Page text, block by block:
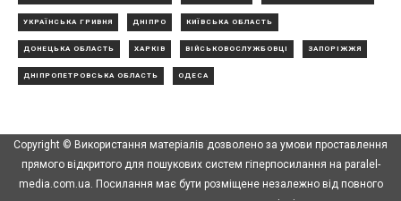
УКРАЇНСЬКА ГРИВНЯ ДНІПРО КИЇВСЬКА ОБЛАСТЬ
ДОНЕЦЬКА ОБЛАСТЬ ХАРКІВ ВІЙСЬКОВОСЛУЖБОВЦІ ЗАПОРІЖЖЯ
ДНІПРОПЕТРОВСЬКА ОБЛАСТЬ ОДЕСА
Copyright © Використання матеріалів дозволено за умови проставлення
прямого відкритого для пошукових систем гіперпосилання на paralel-
media.com.ua. Посилання має бути розміщене незалежно від повного